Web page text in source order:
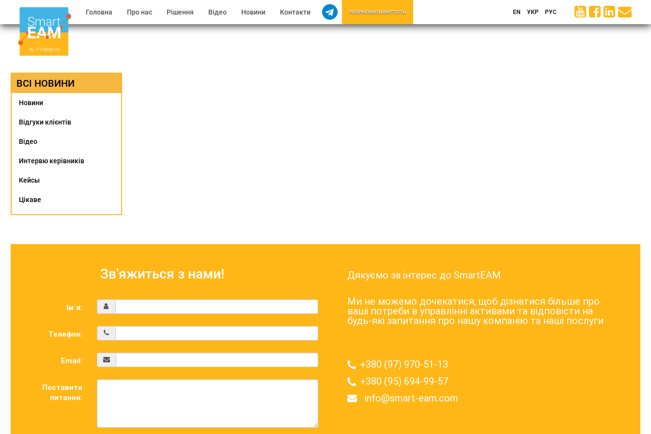
Головна Про нас Рішення Відео Новини Контакти РОЗРАХУВАТИ ВАРТІСТЬ EN УКР РУС
ВСІ НОВИНИ
Новини
Відгуки клієнтів
Відео
Интервю керівників
Кейсы
Цікаве
Зв'яжиться з нами!
Ім`я:
Телефон:
Email:
Поставити
питання:
Дякуємо за інтерес до SmartEAM
Ми не можемо дочекатися, щоб дізнатися більше про
ваші потреби в управлінні активами та відповісти на
будь-які запитання про нашу компанію та наші послуги
+380 (97) 970-51-13
+380 (95) 694-99-57
info@smart-eam.com